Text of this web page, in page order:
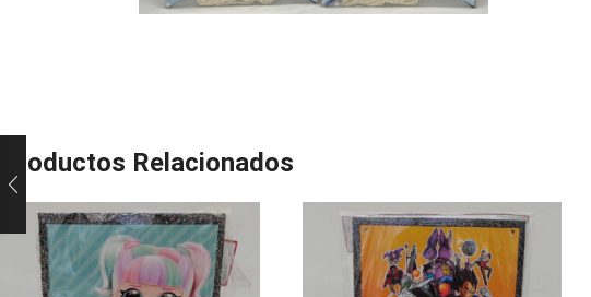
Productos Relacionados